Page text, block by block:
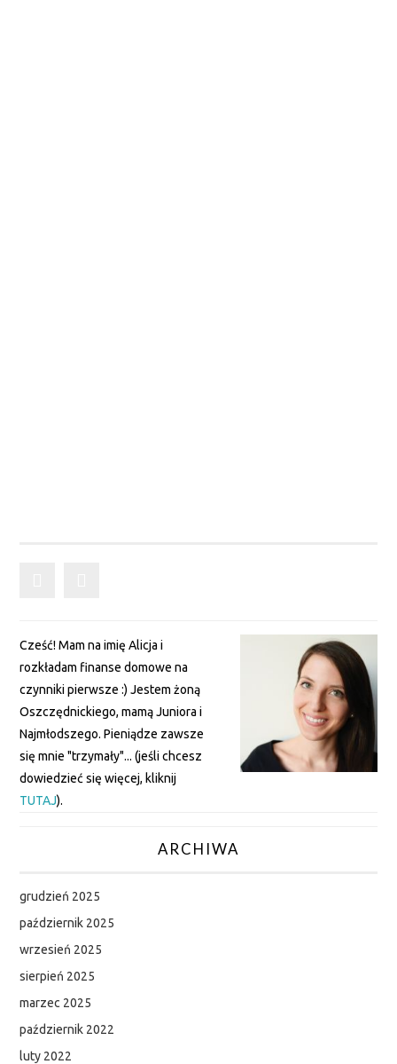
Cześć! Mam na imię Alicja i
rozkładam finanse domowe na
czynniki pierwsze :) Jestem żoną
Oszczędnickiego, mamą Juniora i
Najmłodszego. Pieniądze zawsze
się mnie "trzymały"... (jeśli chcesz
dowiedzieć się więcej, kliknij
TUTAJ).
ARCHIWA
grudzień 2025
październik 2025
wrzesień 2025
sierpień 2025
marzec 2025
październik 2022
luty 2022